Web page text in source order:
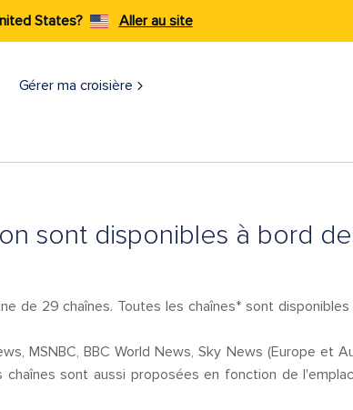
States? Aller au site
Gérer ma croisière
sont disponibles à bord
de 29 chaînes. Toutes les chaînes* sont
MSNBC, BBC World News, Sky News (Europe et
chaînes sont aussi proposées en fonction de